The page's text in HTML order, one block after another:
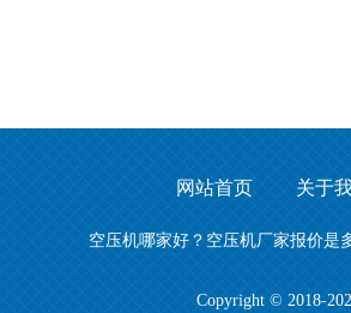
网站首页 关于
空压机哪家好？空压机厂家报价是
Copyright © 2018-